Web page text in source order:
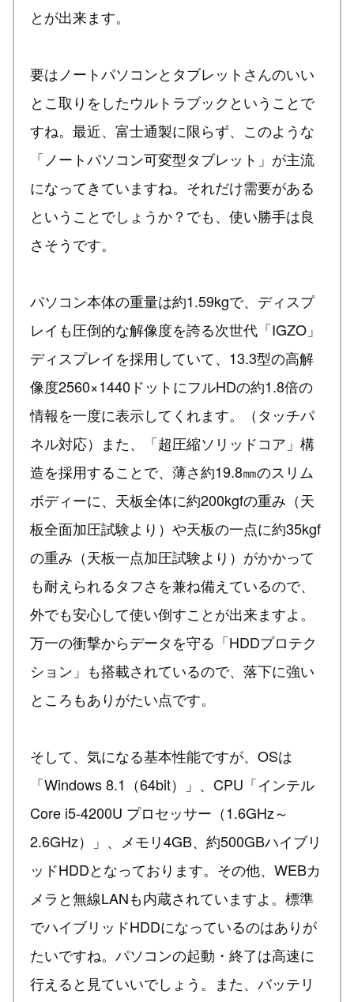
とが出来ます。
要はノートパソコンとタブレットさんのいい
とこ取りをしたウルトラブックということで
すね。最近、富士通製に限らず、このような
「ノートパソコン可変型タブレット」が主流
になってきていますね。それだけ需要がある
ということでしょうか？でも、使い勝手は良
さそうです。
パソコン本体の重量は約1.59kgで、ディスプ
レイも圧倒的な解像度を誇る次世代「IGZO」
ディスプレイを採用していて、13.3型の高解
像度2560×1440ドットにフルHDの約1.8倍の
情報を一度に表示してくれます。（タッチパ
ネル対応）また、「超圧縮ソリッドコア」構
造を採用することで、薄さ約19.8㎜のスリム
ボディーに、天板全体に約200kgfの重み（天
板全面加圧試験より）や天板の一点に約35kgf
の重み（天板一点加圧試験より）がかかって
も耐えられるタフさを兼ね備えているので、
外でも安心して使い倒すことが出来ますよ。
万一の衝撃からデータを守る「HDDプロテク
ション」も搭載されているので、落下に強い
ところもありがたい点です。
そして、気になる基本性能ですが、OSは
「Windows 8.1（64bit）」、CPU「インテル
Core i5-4200U プロセッサー（1.6GHz～
2.6GHz）」、メモリ4GB、約500GBハイブリ
ッドHDDとなっております。その他、WEBカ
メラと無線LANも内蔵されていますよ。標準
でハイブリッドHDDになっているのはありが
たいですね。パソコンの起動・終了は高速に
行えると見ていいでしょう。また、バッテリ